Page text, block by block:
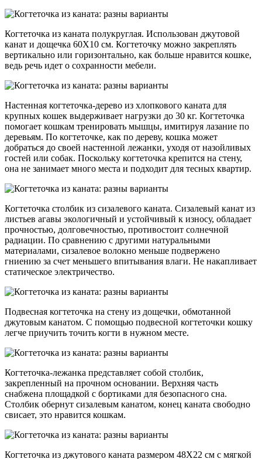
Когтеточка из каната полукруглая. Использован джутовой
канат и дощечка 60Х10 см. Когтеточку можно закреплять
вертикально или горизонтально, как больше нравится кошке,
ведь речь идет о сохранности мебели.
Настенная когтеточка-дерево из хлопкового каната для
крупных кошек выдерживает нагрузки до 30 кг. Когтеточка
помогает кошкам тренировать мышцы, имитируя лазание по
деревьям. По когтеточке, как по дереву, кошка может
добраться до своей настенной лежанки, уходя от назойливых
гостей или собак. Поскольку когтеточка крепится на стену,
она не занимает много места и подходит для тесных квартир.
Когтеточка столбик из сизалевого каната. Сизалевый канат из
листьев агавы экологичный и устойчивый к износу, обладает
прочностью, долговечностью, противостоит солнечной
радиации. По сравнению с другими натуральными
материалами, сизалевое волокно меньше подвержено
гниению за счет меньшего впитывания влаги. Не накапливает
статическое электричество.
Подвесная когтеточка на стену из дощечки, обмотанной
джутовым канатом. С помощью подвесной когтеточки кошку
легче приучить точить когти в нужном месте.
Когтеточка-лежанка представляет собой столбик,
закрепленный на прочном основании. Верхняя часть
снабжена площадкой с бортиками для безопасного сна.
Столбик обернут сизалевым канатом, конец каната свободно
свисает, это нравится кошкам.
Когтеточка из джутового каната размером 48Х22 см с мягкой